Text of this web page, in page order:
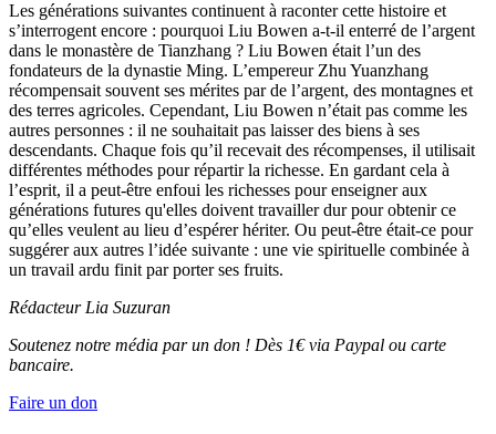
Les générations suivantes continuent à raconter cette histoire et
s’interrogent encore : pourquoi Liu Bowen a-t-il enterré de l’argent
dans le monastère de Tianzhang ? Liu Bowen était l’un des
fondateurs de la dynastie Ming. L’empereur Zhu Yuanzhang
récompensait souvent ses mérites par de l’argent, des montagnes et
des terres agricoles. Cependant, Liu Bowen n’était pas comme les
autres personnes : il ne souhaitait pas laisser des biens à ses
descendants. Chaque fois qu’il recevait des récompenses, il utilisait
différentes méthodes pour répartir la richesse. En gardant cela à
l’esprit, il a peut-être enfoui les richesses pour enseigner aux
générations futures qu'elles doivent travailler dur pour obtenir ce
qu’elles veulent au lieu d’espérer hériter. Ou peut-être était-ce pour
suggérer aux autres l’idée suivante : une vie spirituelle combinée à
un travail ardu finit par porter ses fruits.
RédacteurLia Suzuran
Soutenez notre média par un don ! Dès 1€ via Paypal ou carte
bancaire.
Faire un don